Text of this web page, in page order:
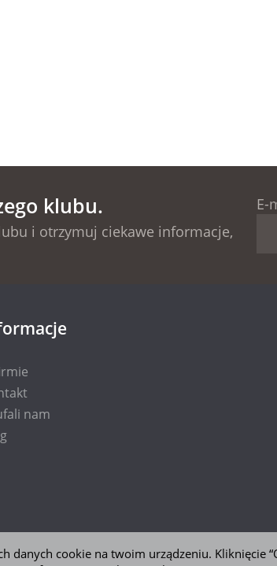
klubu.
i otrzymuj ciekawe informacje,
E-
nam
danych cookie na twoim urządzeniu. Kliknięcie